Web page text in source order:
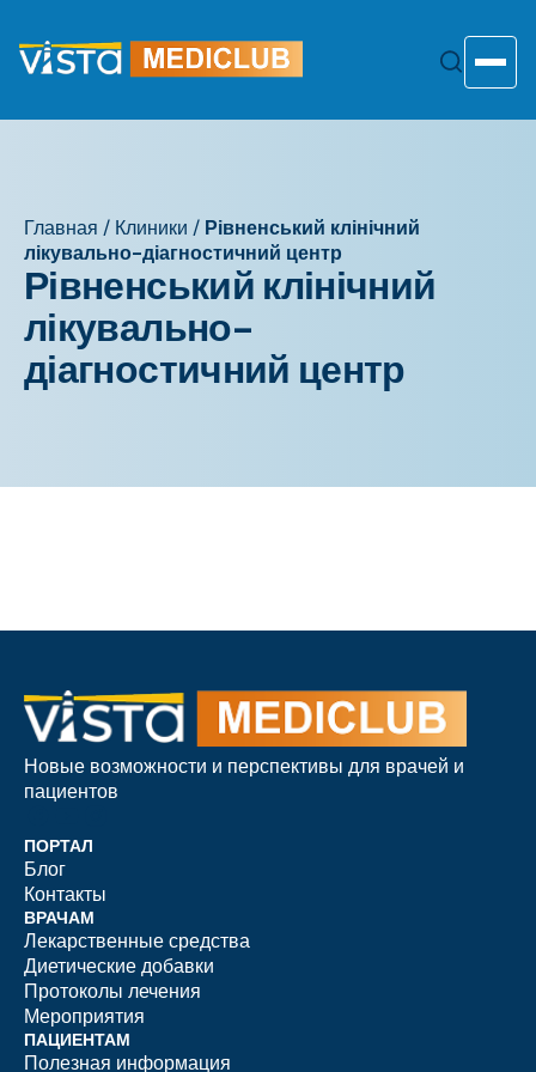
содержанию
Главная / Клиники / Рівненський клінічний
лікувально-діагностичний центр
Рівненський клінічний
лікувально-
діагностичний центр
Новые возможности и перспективы для врачей и
пациентов
ПОРТАЛ
Блог
Контакты
ВРАЧАМ
Лекарственные средства
Диетические добавки
Протоколы лечения
Мероприятия
ПАЦИЕНТАМ
Полезная информация